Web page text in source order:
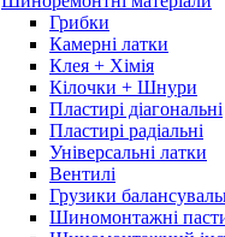
Грибки
Камерні латки
Клея + Хімія
Кілочки + Шнури
Пластирі діагональні
Пластирі радіальні
Універсальні латки
Вентилі
Грузики
Шиномонтажні